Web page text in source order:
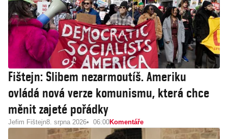
Fištejn: Slibem nezarmoutíš. Ameriku
ovládá nová verze komunismu, která chce
měnit zajeté pořádky
Jefim Fištejn8. srpna 2026 06:00Komentáře